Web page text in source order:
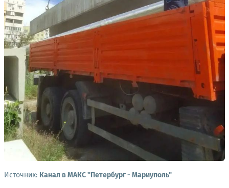
Источник: Канал в МАКС "Петербург - Мариуполь"